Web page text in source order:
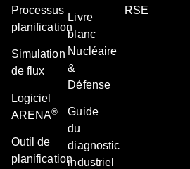
Processus
planification
Simulation
de flux
Logiciel
ARENA®
Outil de
planification
Livre
blanc
Nucléaire
&
Défense
Guide
du
diagnostic
industriel
RSE